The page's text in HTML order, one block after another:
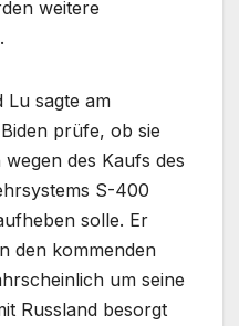
weitere
Lu sagte am
prüfe, ob sie
des Kaufs des
S-400
solle. Er
den kommenden
um seine
Russland besorgt